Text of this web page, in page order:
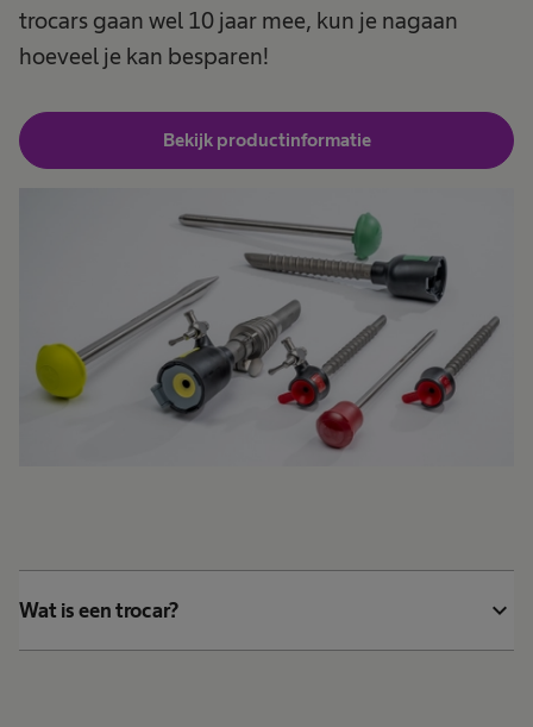
trocars gaan wel 10 jaar mee, kun je nagaan
hoeveel je kan besparen!
Bekijk productinformatie
Wat is een trocar? expand_more